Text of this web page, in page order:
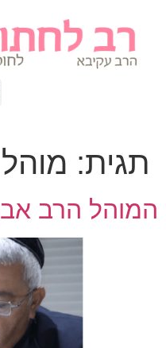
תגית:
המוהל הרב